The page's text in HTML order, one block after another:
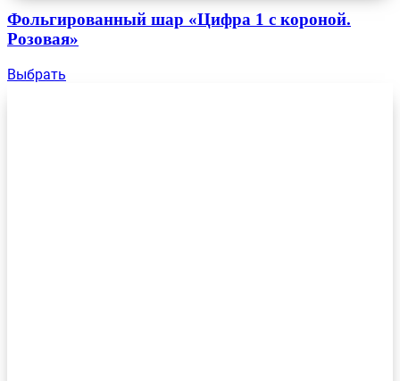
Фольгированный шар «Цифра 1 с короной.
Розовая»
Выбрать